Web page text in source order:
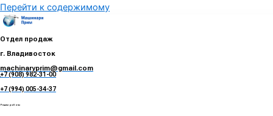
Перейти к содержимому
Отдел продаж
г. Владивосток
machinaryprim@gmail.com
+7 (908) 982-31-00
+7 (994) 005-34-37
Режим работы